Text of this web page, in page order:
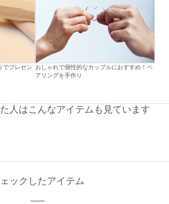
でプレゼン
おしゃれで個性的なカップルにおすすめ！ペ
アリングを手作り
人はこんなアイテムも見ています
ックしたアイテム